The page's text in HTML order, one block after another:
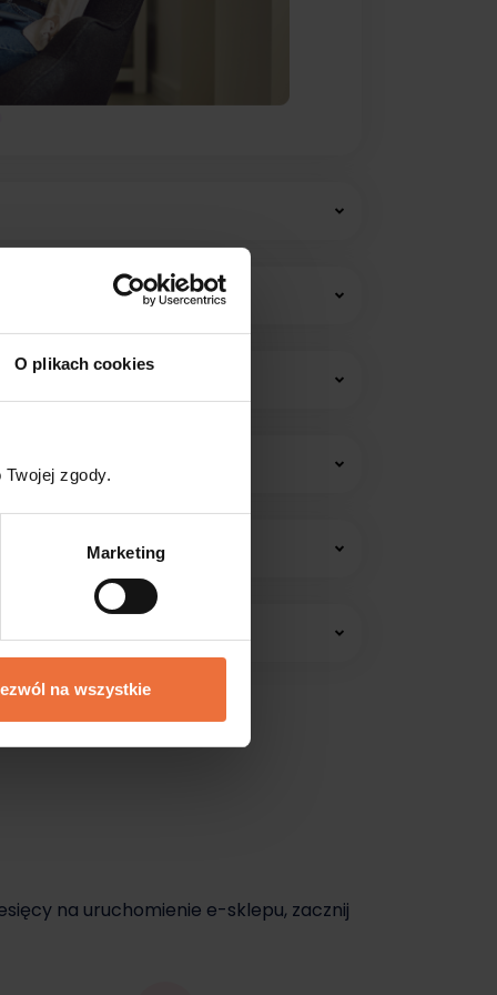
O plikach cookies
zgody.
Marketing
na wszystkie
jeszcze dziś.
na uruchomienie e-sklepu, zacznij